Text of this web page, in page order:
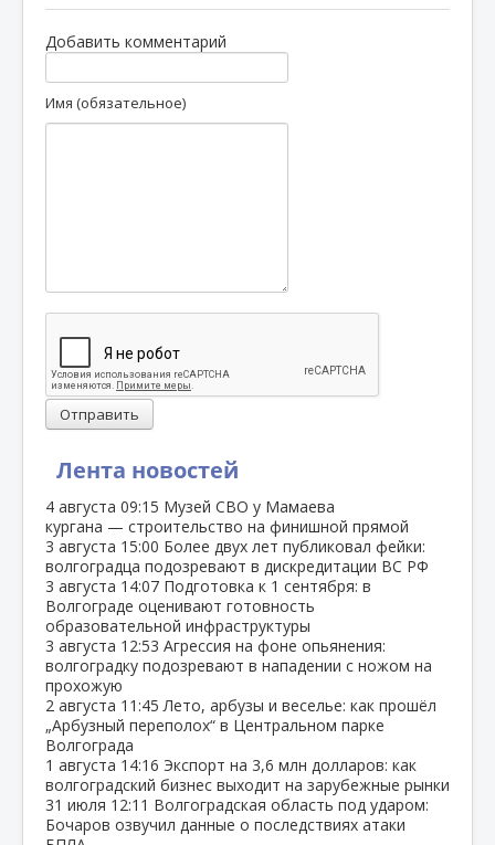
Лента новостей
4 августа 09:15 Музей СВО у Мамаева
кургана — строительство на финишной прямой
3 августа 15:00 Более двух лет публиковал фейки:
волгоградца подозревают в дискредитации ВС РФ
3 августа 14:07 Подготовка к 1 сентября: в
Волгограде оценивают готовность
образовательной инфраструктуры
3 августа 12:53 Агрессия на фоне опьянения:
волгоградку подозревают в нападении с ножом на
прохожую
2 августа 11:45 Лето, арбузы и веселье: как прошёл
„Арбузный переполох“ в Центральном парке
Волгограда
1 августа 14:16 Экспорт на 3,6 млн долларов: как
волгоградский бизнес выходит на зарубежные рынки
31 июля 12:11 Волгоградская область под ударом:
Бочаров озвучил данные о последствиях атаки
Добавить комментарий
Имя (обязательное)
Отправить